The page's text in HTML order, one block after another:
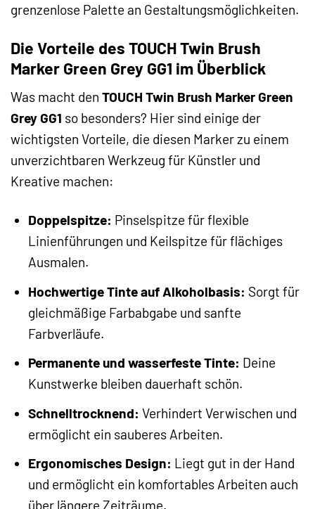
grenzenlose Palette an Gestaltungsmöglichkeiten.
Die Vorteile des TOUCH Twin Brush
Marker Green Grey GG1 im Überblick
Was macht den TOUCH Twin Brush Marker Green
Grey GG1 so besonders? Hier sind einige der
wichtigsten Vorteile, die diesen Marker zu einem
unverzichtbaren Werkzeug für Künstler und
Kreative machen:
Doppelspitze: Pinselspitze für flexible
Linienführungen und Keilspitze für flächiges
Ausmalen.
Hochwertige Tinte auf Alkoholbasis: Sorgt für
gleichmäßige Farbabgabe und sanfte
Farbverläufe.
Permanente und wasserfeste Tinte: Deine
Kunstwerke bleiben dauerhaft schön.
Schnelltrocknend: Verhindert Verwischen und
ermöglicht ein sauberes Arbeiten.
Ergonomisches Design: Liegt gut in der Hand
und ermöglicht ein komfortables Arbeiten auch
über längere Zeiträume.